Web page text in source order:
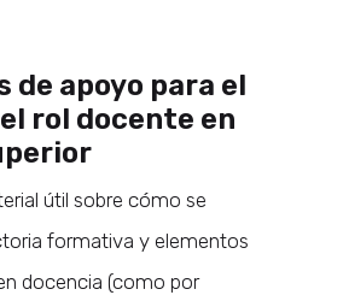
de apoyo para el
rol docente en
útil sobre cómo se
formativa y elementos
docencia (como por